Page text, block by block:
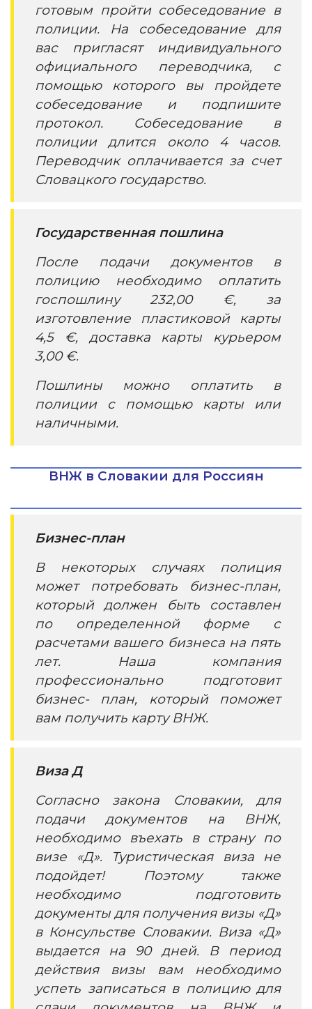
готовым пройти собеседование в
полиции. На собеседование для
вас пригласят индивидуального
официального переводчика, с
помощью которого вы пройдете
собеседование и подпишите
протокол. Собеседование в
полиции длится около 4 часов.
Переводчик оплачивается за счет
Словацкого государство.
Государственная пошлина
После подачи документов в
полицию необходимо оплатить
госпошлину 232,00 €, за
изготовление пластиковой карты
4,5 €, доставка карты курьером
3,00 €.
Пошлины можно оплатить в
полиции с помощью карты или
наличными.
ВНЖ в Словакии для Россиян
Бизнес-план
В некоторых случаях полиция
может потребовать бизнес-план,
который должен быть составлен
по определенной форме с
расчетами вашего бизнеса на пять
лет. Наша компания
профессионально подготовит
бизнес- план, который поможет
вам получить карту ВНЖ.
Виза Д
Согласно закона Словакии, для
подачи документов на ВНЖ,
необходимо въехать в страну по
визе «Д». Туристическая виза не
подойдет! Поэтому также
необходимо подготовить
документы для получения визы «Д»
в Консульстве Словакии. Виза «Д»
выдается на 90 дней. В период
действия визы вам необходимо
успеть записаться в полицию для